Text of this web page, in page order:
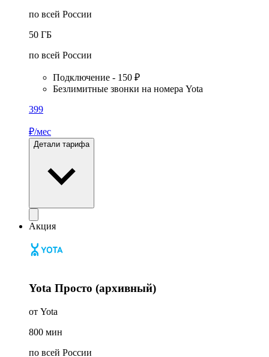
по всей России
50 ГБ
по всей России
Подключение - 150 ₽
Безлимитные звонки на номера Yota
399
₽/мес
Детали тарифа
Акция
Yota Просто (архивный)
от Yota
800 мин
по всей России